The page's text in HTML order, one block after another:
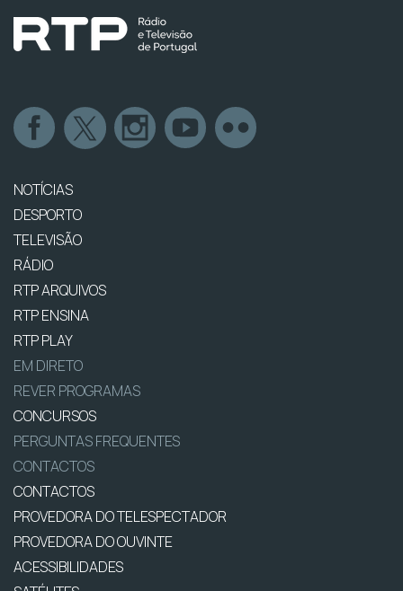
NOTÍCIAS
DESPORTO
TELEVISÃO
RÁDIO
RTP ARQUIVOS
RTP ENSINA
RTP PLAY
EM DIRETO
REVER PROGRAMAS
CONCURSOS
PERGUNTAS FREQUENTES
CONTACTOS
CONTACTOS
PROVEDORA DO TELESPECTADOR
PROVEDORA DO OUVINTE
ACESSIBILIDADES